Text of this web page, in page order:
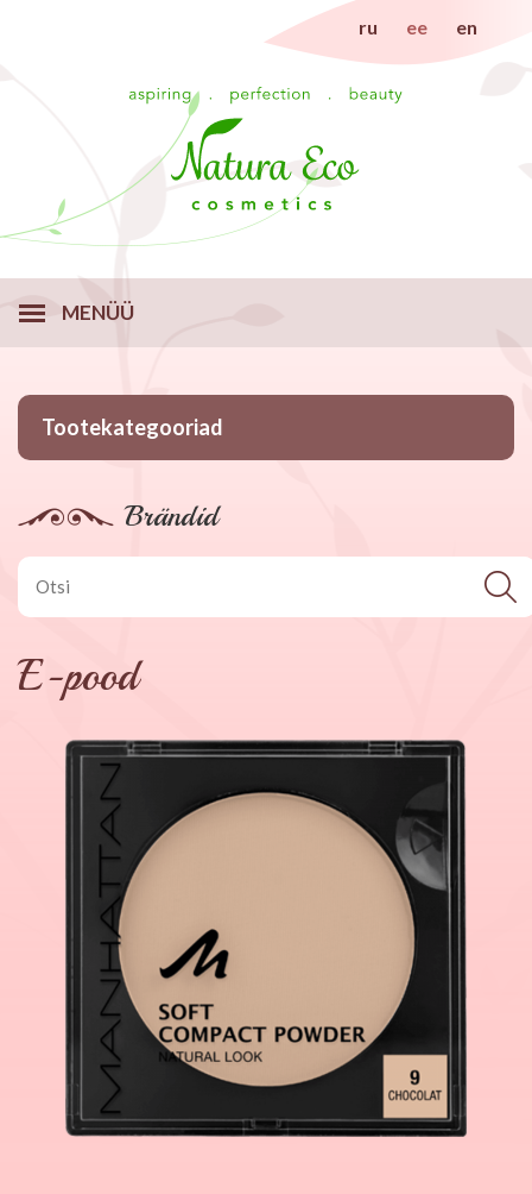
ru ee en
MENÜÜ
Tootekategooriad
Brändid
E-pood